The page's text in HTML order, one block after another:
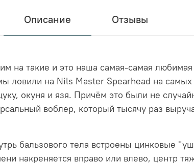
Описание Отзывы
на такие и это наша самая-самая
ловили на Nils Master Spearhead на
окуня и язя. Причём это были не
воблер, который тысячу раз
бальзового тела встроены цинковые
накреняется вправо или влево, центр